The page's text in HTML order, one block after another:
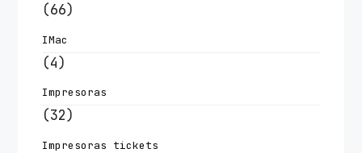
(66)
IMac
(4)
Impresoras
(32)
Impresoras tickets